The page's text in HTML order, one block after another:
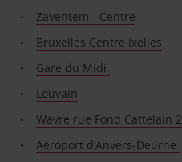
Zaventem - Centre
Bruxelles Centre Ixelles
Gare du Midi
Louvain
Wavre rue Fond Cattelain 2
Aéroport d’Anvers-Deurne